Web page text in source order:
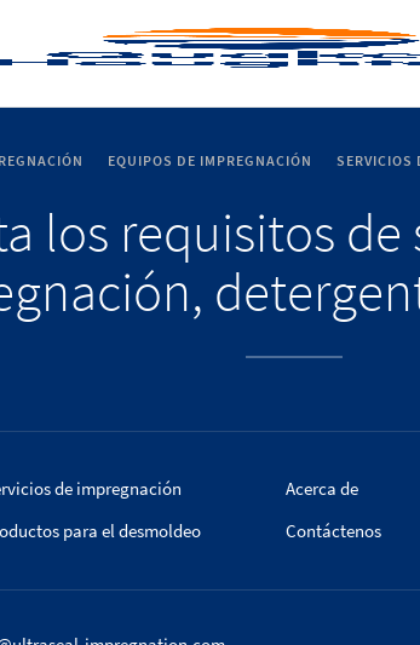
EQUIPOS DE IMPREGNACIÓN SERVICIOS
los requisitos
de impregnación
para el desmoldeo
Acerca de
Contáctenos